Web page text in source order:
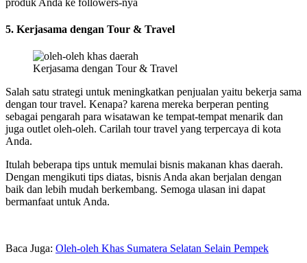
5. Kerjasama dengan Tour & Travel
Kerjasama dengan Tour & Travel
Salah satu strategi untuk meningkatkan penjualan yaitu bekerja sama
dengan tour travel. Kenapa? karena mereka berperan penting
sebagai pengarah para wisatawan ke tempat-tempat menarik dan
juga outlet oleh-oleh. Carilah tour travel yang terpercaya di kota
Anda.
Itulah beberapa tips untuk memulai bisnis makanan khas daerah.
Dengan mengikuti tips diatas, bisnis Anda akan berjalan dengan
baik dan lebih mudah berkembang. Semoga ulasan ini dapat
bermanfaat untuk Anda.
Baca Juga: Oleh-oleh Khas Sumatera Selatan Selain Pempek